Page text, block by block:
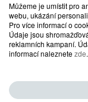
Můžeme je umístit pro
webu, ukázání
Pro více informací o
Údaje jsou
reklamních kampaní.
informací naleznetezde.